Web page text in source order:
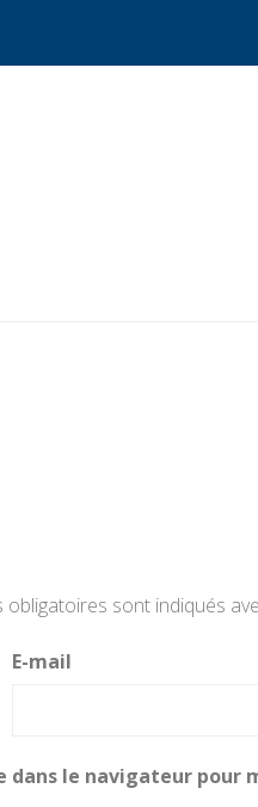
obligatoires sont indiqués
E-mail
le navigateur pour